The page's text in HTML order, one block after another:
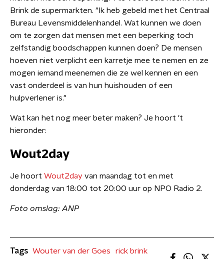
Brink de supermarkten. "Ik heb gebeld met het Centraal
Bureau Levensmiddelenhandel. Wat kunnen we doen
om te zorgen dat mensen met een beperking toch
zelfstandig boodschappen kunnen doen? De mensen
hoeven niet verplicht een karretje mee te nemen en ze
mogen iemand meenemen die ze wel kennen en een
vast onderdeel is van hun huishouden of een
hulpverlener is."
Wat kan het nog meer beter maken? Je hoort 't
hieronder:
Wout2day
Je hoort Wout2day van maandag tot en met
donderdag van 18:00 tot 20:00 uur op NPO Radio 2.
Foto omslag: ANP
Tags Wouter van der Goes
rick brink